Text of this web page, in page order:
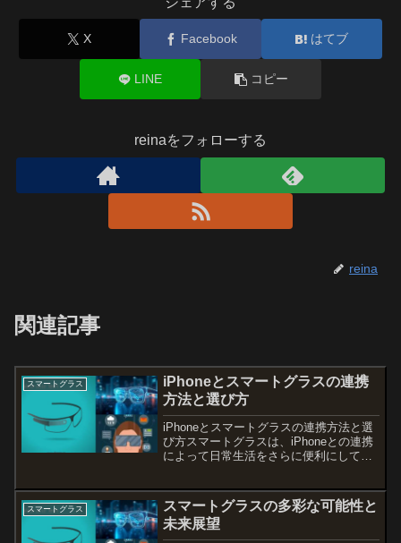
X Facebook はてブ
LINE コピー
reinaをフォローする
reina
関連記事
スマートグラス
iPhoneとスマートグラスの連携
方法と選び方
iPhoneとスマートグラスの連携方法と選
び方スマートグラスは、iPhoneとの連携
によって日常生活をさらに便利にしてく
タイムでミラーリングしたり、度付きレ
ンズで...
スマートグラス
スマートグラスの多彩な可能性と
未来展望